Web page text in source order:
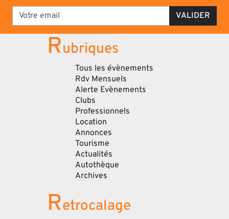
VALIDER
Rubriques
Tous les évènements
Rdv Mensuels
Alerte Evènements
Clubs
Professionnels
Location
Annonces
Tourisme
Actualités
Autothèque
Archives
Retrocalage